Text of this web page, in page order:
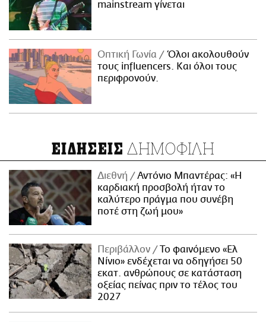
mainstream γίνεται
Οπτική Γωνία
Όλοι ακολουθούν
τους influencers. Και όλοι τους
περιφρονούν.
ΕΙΔΗΣΕΙΣ ΔΗΜΟΦΙΛΗ
Διεθνή
Αντόνιο Μπαντέρας: «Η
καρδιακή προσβολή ήταν το
καλύτερο πράγμα που συνέβη
ποτέ στη ζωή μου»
Περιβάλλον
Το φαινόμενο «Ελ
Νίνιο» ενδέχεται να οδηγήσει 50
εκατ. ανθρώπους σε κατάσταση
οξείας πείνας πριν το τέλος του
2027